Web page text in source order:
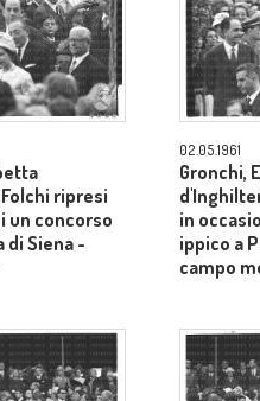
ripresi
un concorso
di Siena -
02.05.1961
Gronchi,
in
ippico a
campo